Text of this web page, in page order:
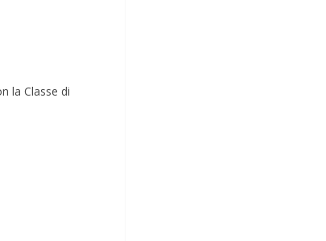
la Classe di